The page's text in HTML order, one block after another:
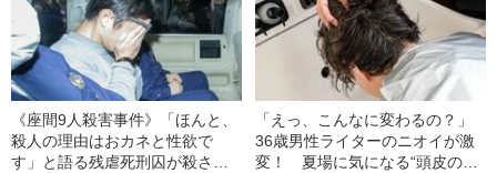
《座間9人殺害事件》「ほんと、
殺人の理由はおカネと性欲で
す」と語る残虐死刑囚が殺さな
「えっ、こんなに変わるの？」
36歳男性ライターのニオイが激
変！ 夏場に気になる“頭皮のニ